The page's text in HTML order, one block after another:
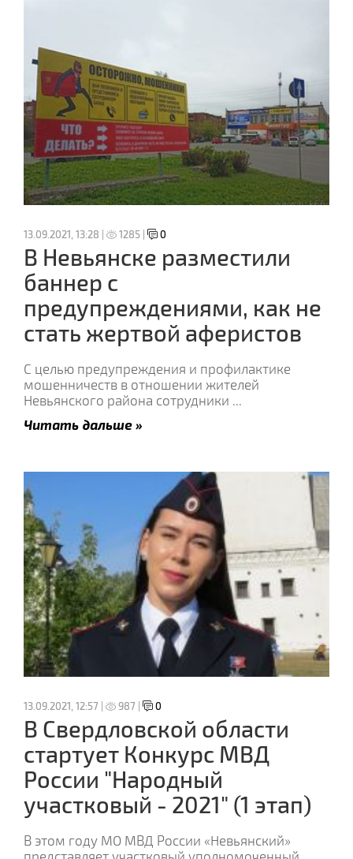
13.09.2021, 13:28 | 1285 | 0
В Невьянске разместили
баннер с
предупреждениями, как не
стать жертвой аферистов
С целью предупреждения и профилактике
мошенничеств в отношении жителей
Невьянского района сотрудники ...
Читать дальше »
13.09.2021, 12:57 | 987 | 0
В Свердловской области
стартует Конкурс МВД
России "Народный
участковый - 2021" (1 этап)
В этом году МО МВД России «Невьянский»